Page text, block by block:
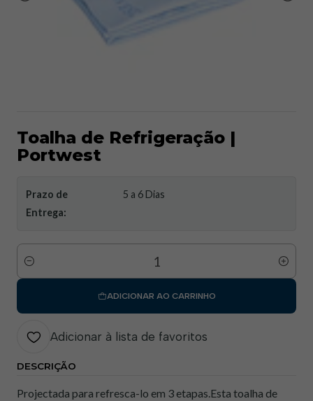
Toalha de Refrigeração |
Portwest
Prazo de
Entrega:
5 a 6 Dias
Quantidade
ADICIONAR AO CARRINHO
Adicionar à lista de favoritos
DESCRIÇÃO
Projectada para refresca-lo em 3 etapas.Esta toalha de